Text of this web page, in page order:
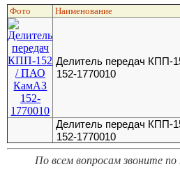
Фото Наименование
Делитель передач КПП-
152-1770010
Делитель передач КПП-
152-1770010
По всем вопросам звоните